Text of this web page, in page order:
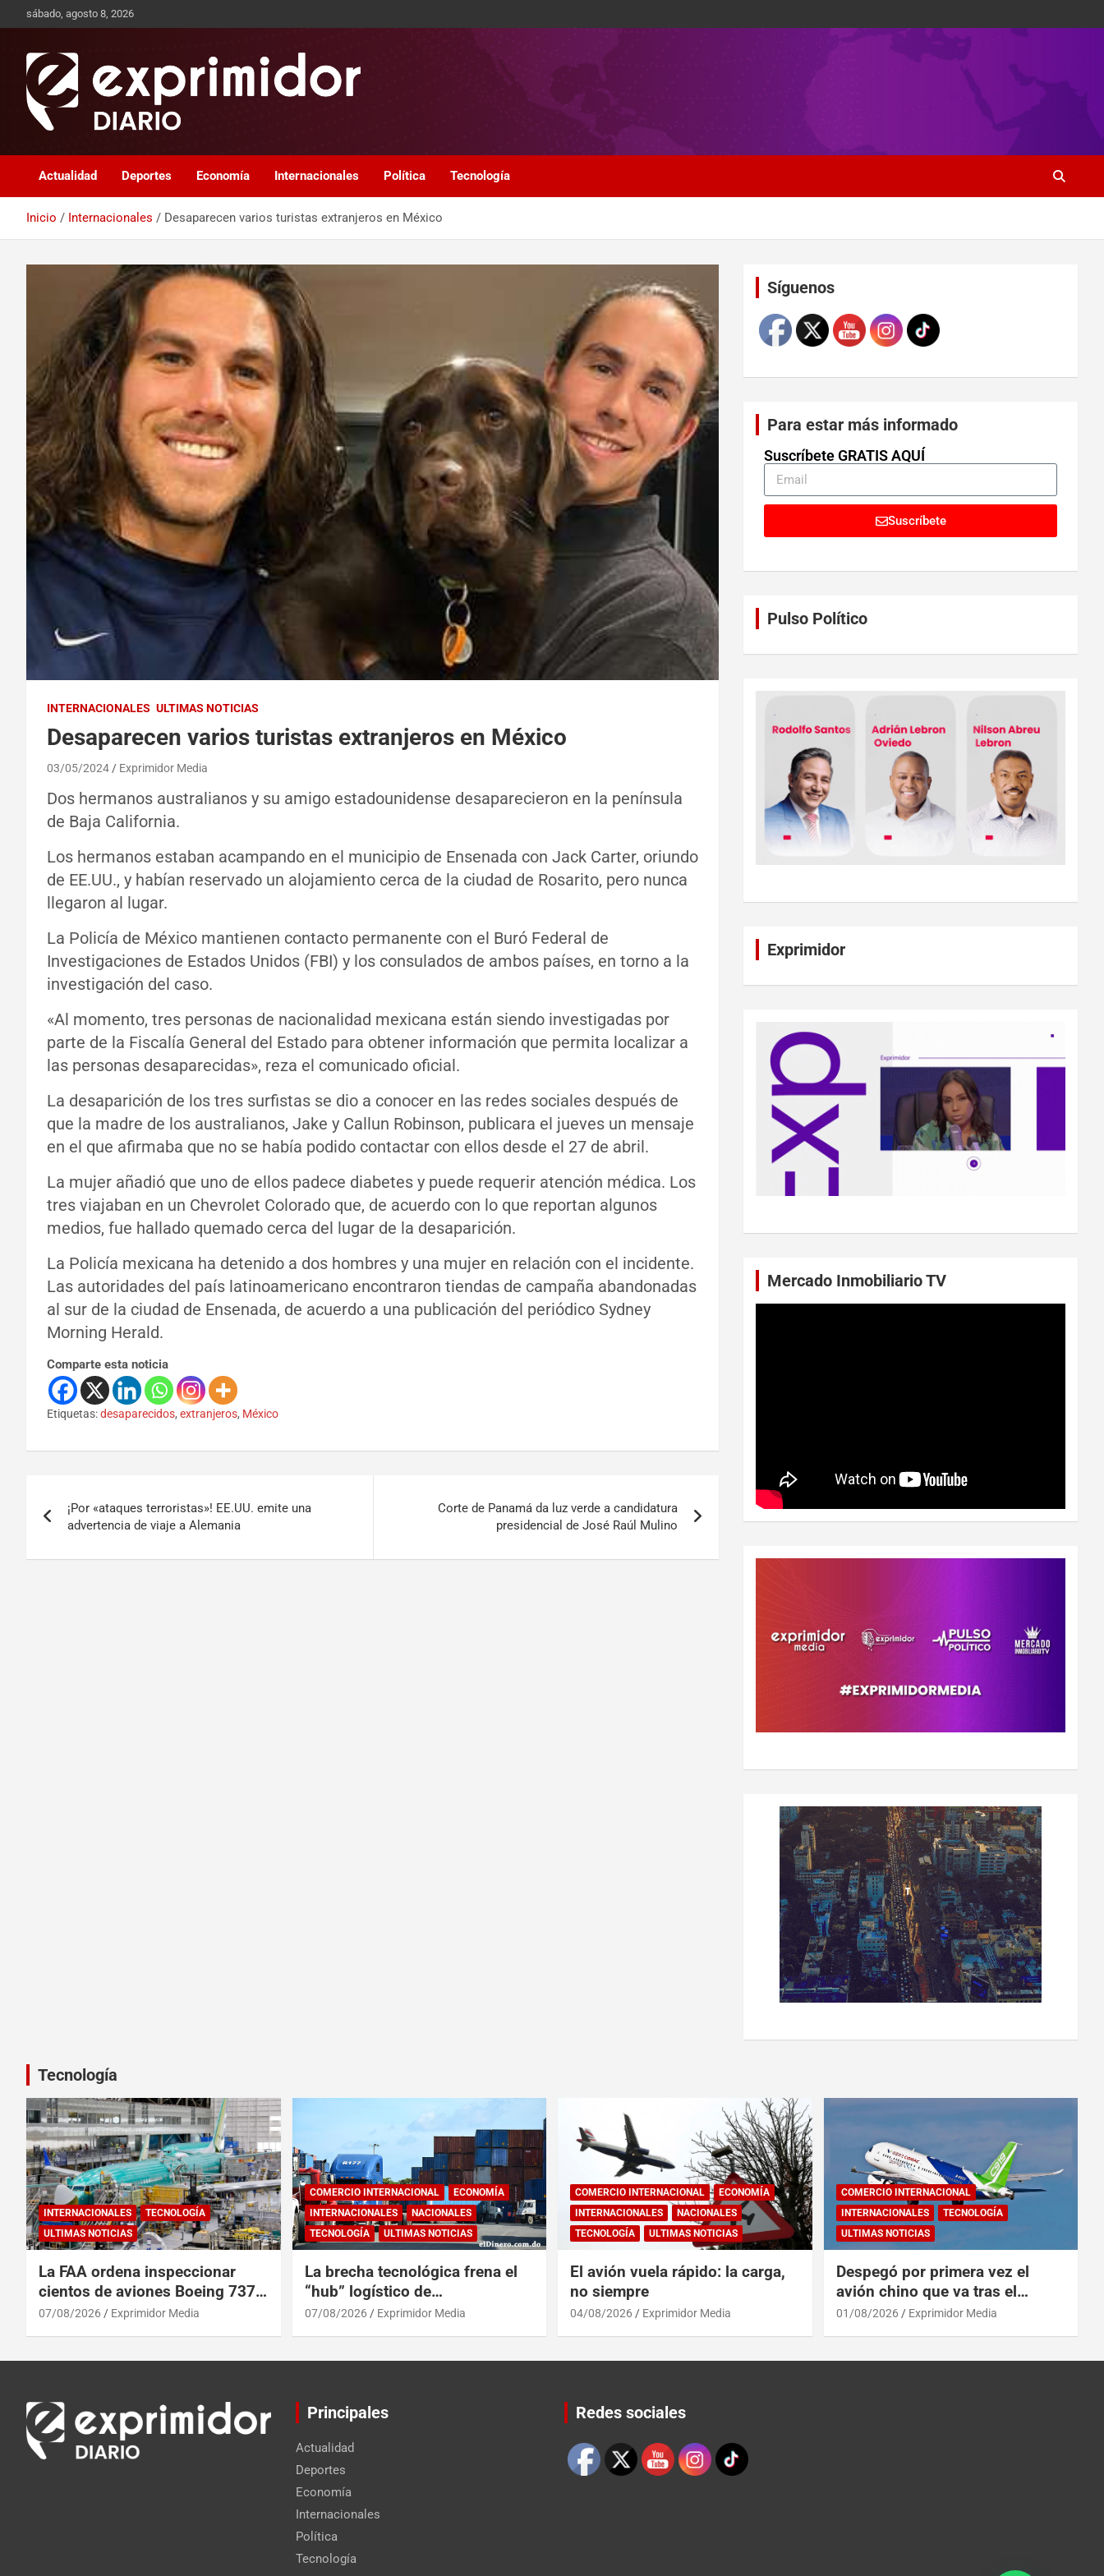
sábado, agosto 8, 2026
Exprimidor media
Actualidad Deportes Economía Internacionales Política Tecnología
Inicio Internacionales Desaparecen varios turistas extranjeros en México
INTERNACIONALES ULTIMAS NOTICIAS
Desaparecen varios turistas extranjeros en México
03/05/2024 Exprimidor Media
Dos hermanos australianos y su amigo estadounidense desaparecieron en la península
de Baja California.
Los hermanos estaban acampando en el municipio de Ensenada con Jack Carter, oriundo
de EE.UU., y habían reservado un alojamiento cerca de la ciudad de Rosarito, pero nunca
llegaron al lugar.
La Policía de México mantienen contacto permanente con el Buró Federal de
Investigaciones de Estados Unidos (FBI) y los consulados de ambos países, en torno a la
investigación del caso.
«Al momento, tres personas de nacionalidad mexicana están siendo investigadas por
parte de la Fiscalía General del Estado para obtener información que permita localizar a
las personas desaparecidas», reza el comunicado oficial.
La desaparición de los tres surfistas se dio a conocer en las redes sociales después de
que la madre de los australianos, Jake y Callun Robinson, publicara el jueves un mensaje
en el que afirmaba que no se había podido contactar con ellos desde el 27 de abril.
La mujer añadió que uno de ellos padece diabetes y puede requerir atención médica. Los
tres viajaban en un Chevrolet Colorado que, de acuerdo con lo que reportan algunos
medios, fue hallado quemado cerca del lugar de la desaparición.
La Policía mexicana ha detenido a dos hombres y una mujer en relación con el incidente.
Las autoridades del país latinoamericano encontraron tiendas de campaña abandonadas
al sur de la ciudad de Ensenada, de acuerdo a una publicación del periódico Sydney
Morning Herald.
Comparte esta noticia
Etiquetas:desaparecidos, extranjeros, México
¡Por «ataques terroristas»! EE.UU. emite una
advertencia de viaje a Alemania
Corte de Panamá da luz verde a candidatura
presidencial de José Raúl Mulino
SíguenosSet Youtube Channel ID
Para estar más informado
Suscríbete GRATIS AQUÍ
Suscríbete
Pulso Político
Exprimidor
Mercado Inmobiliario TV
Tecnología
INTERNACIONALES
TECNOLOGÍA
ULTIMAS NOTICIAS
La FAA ordena inspeccionar
cientos de aviones Boeing 737
Max por posibles grietas
07/08/2026 Exprimidor Media
COMERCIO INTERNACIONAL
ECONOMÍA
INTERNACIONALES
NACIONALES
TECNOLOGÍA
ULTIMAS NOTICIAS
La brecha tecnológica frena el
“hub” logístico de
Centroamérica y RD
07/08/2026 Exprimidor Media
COMERCIO INTERNACIONAL
ECONOMÍA
INTERNACIONALES
NACIONALES
TECNOLOGÍA
ULTIMAS NOTICIAS
El avión vuela rápido: la carga,
no siempre
04/08/2026 Exprimidor Media
COMERCIO INTERNACIONAL
INTERNACIONALES
TECNOLOGÍA
ULTIMAS NOTICIAS
Despegó por primera vez el
avión chino que va tras el
reinado del A319 en el Tíbet
01/08/2026 Exprimidor Media
Principales
Actualidad
Deportes
Economía
Internacionales
Política
Tecnología
Redes sociales
Set Youtube Channel ID